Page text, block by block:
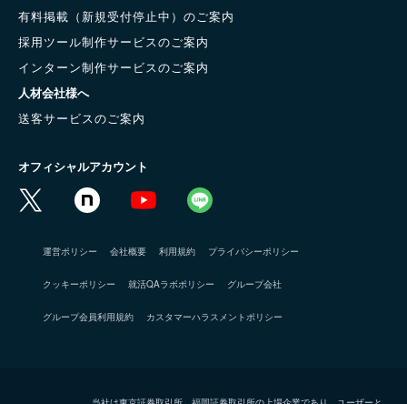
有料掲載（新規受付停止中）のご案内
採用ツール制作サービスのご案内
インターン制作サービスのご案内
人材会社様へ
送客サービスのご案内
オフィシャルアカウント
運営ポリシー 会社概要 利用規約 プライバシーポリシー
クッキーポリシー 就活QAラボポリシー グループ会社
グループ会員利用規約 カスタマーハラスメントポリシー